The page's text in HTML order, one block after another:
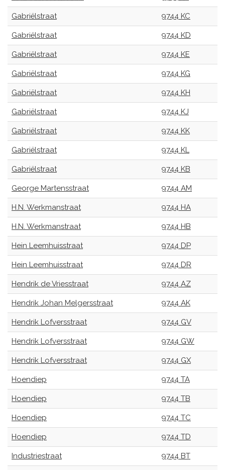
Gabriëlstraat 9744 KC
Gabriëlstraat 9744 KD
Gabriëlstraat 9744 KE
Gabriëlstraat 9744 KG
Gabriëlstraat 9744 KH
Gabriëlstraat 9744 KJ
Gabriëlstraat 9744 KK
Gabriëlstraat 9744 KL
Gabriëlstraat 9744 KB
George Martensstraat 9744 AM
H.N. Werkmanstraat 9744 HA
H.N. Werkmanstraat 9744 HB
Hein Leemhuisstraat 9744 DP
Hein Leemhuisstraat 9744 DR
Hendrik de Vriesstraat 9744 AZ
Hendrik Johan Melgersstraat 9744 AK
Hendrik Lofversstraat 9744 GV
Hendrik Lofversstraat 9744 GW
Hendrik Lofversstraat 9744 GX
Hoendiep 9744 TA
Hoendiep 9744 TB
Hoendiep 9744 TC
Hoendiep 9744 TD
Industriestraat 9744 BT